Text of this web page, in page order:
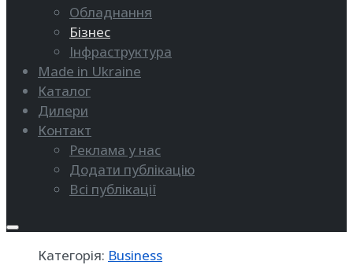
Обладнання
Бізнес
Інфраструктура
Made in Ukraine
Каталог
Дилери
Контакт
Реклама у нас
Додати публікацію
Всі публікації
Категорія: Business